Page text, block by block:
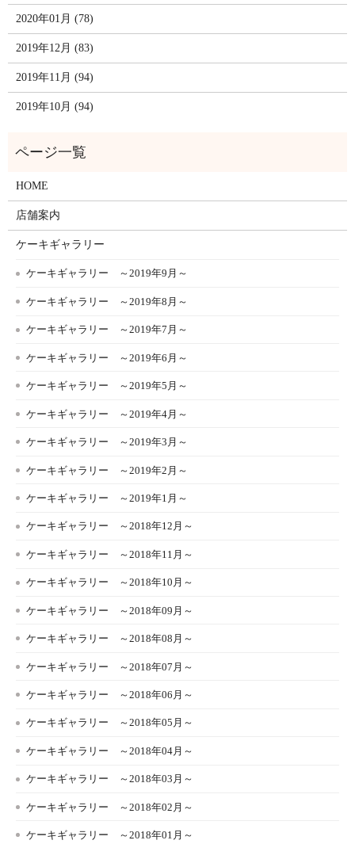
2020年01月 (78)
2019年12月 (83)
2019年11月 (94)
2019年10月 (94)
HOME
店舗案内
ケーキギャラリー
ケーキギャラリー ～2019年9月～
ケーキギャラリー ～2019年8月～
ケーキギャラリー ～2019年7月～
ケーキギャラリー ～2019年6月～
ケーキギャラリー ～2019年5月～
ケーキギャラリー ～2019年4月～
ケーキギャラリー ～2019年3月～
ケーキギャラリー ～2019年2月～
ケーキギャラリー ～2019年1月～
ケーキギャラリー ～2018年12月～
ケーキギャラリー ～2018年11月～
ケーキギャラリー ～2018年10月～
ケーキギャラリー ～2018年09月～
ケーキギャラリー ～2018年08月～
ケーキギャラリー ～2018年07月～
ケーキギャラリー ～2018年06月～
ケーキギャラリー ～2018年05月～
ケーキギャラリー ～2018年04月～
ケーキギャラリー ～2018年03月～
ケーキギャラリー ～2018年02月～
ケーキギャラリー ～2018年01月～